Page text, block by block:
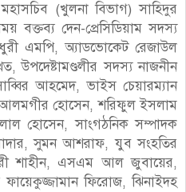
(খুলনা বিভাগ) সাহিদুর
বক্তব্য দেন-প্রেসিডিয়াম সদস্য
এমপি, অ্যাডভোকেট রেজাউল
উপদেষ্টামণ্ডলীর সদস্য নাজনীন
আহমেদ, ভাইস চেয়ারম্যান
হোসেন, শরিফুল ইসলাম
হোসেন, সাংগঠনিক সম্পাদক
সুমন আশরাফ, যুব সংহতির
শাহীন, এসএম আল জুবায়ের,
ফিরোজ, ঝিনাইদহ